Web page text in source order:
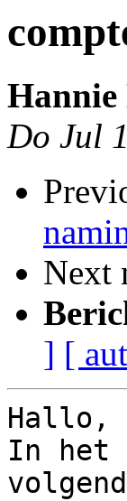
Hannie
Do Jul
Next
] [
Hallo,
In het